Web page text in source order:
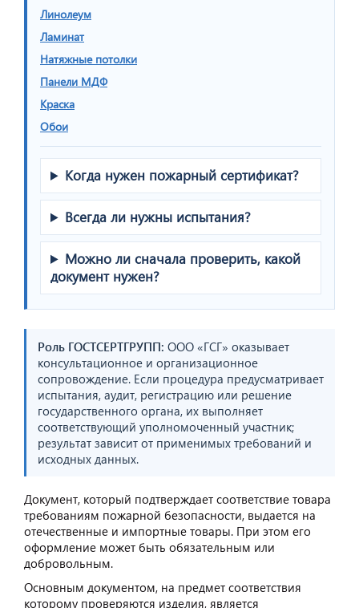
Линолеум
Ламинат
Натяжные потолки
Панели МДФ
Краска
Обои
Когда нужен пожарный сертификат?
Всегда ли нужны испытания?
Можно ли сначала проверить, какой
документ нужен?
Роль ГОСТСЕРТГРУПП: ООО «ГСГ» оказывает
консультационное и организационное
сопровождение. Если процедура предусматривает
испытания, аудит, регистрацию или решение
государственного органа, их выполняет
соответствующий уполномоченный участник;
результат зависит от применимых требований и
исходных данных.
Документ, который подтверждает соответствие товара
требованиям пожарной безопасности, выдается на
отечественные и импортные товары. При этом его
оформление может быть обязательным или
добровольным.
Основным документом, на предмет соответствия
которому проверяются изделия, является